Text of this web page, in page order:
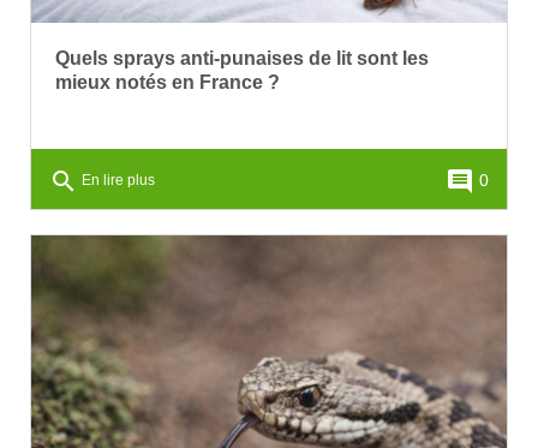
Quels sprays anti-punaises de lit sont les
mieux notés en France ?
search En lire plus comment 0